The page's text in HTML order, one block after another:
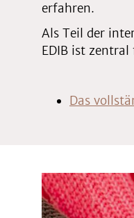
erfahren.
Als Teil der
EDIB ist
Das